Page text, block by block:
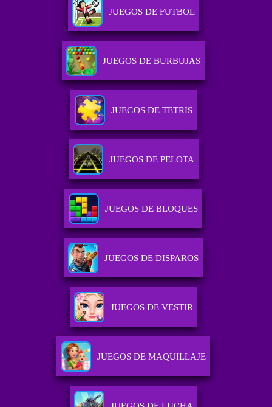
JUEGOS DE FUTBOL
JUEGOS DE BURBUJAS
JUEGOS DE TETRIS
JUEGOS DE PELOTA
JUEGOS DE BLOQUES
JUEGOS DE DISPAROS
JUEGOS DE VESTIR
JUEGOS DE MAQUILLAJE